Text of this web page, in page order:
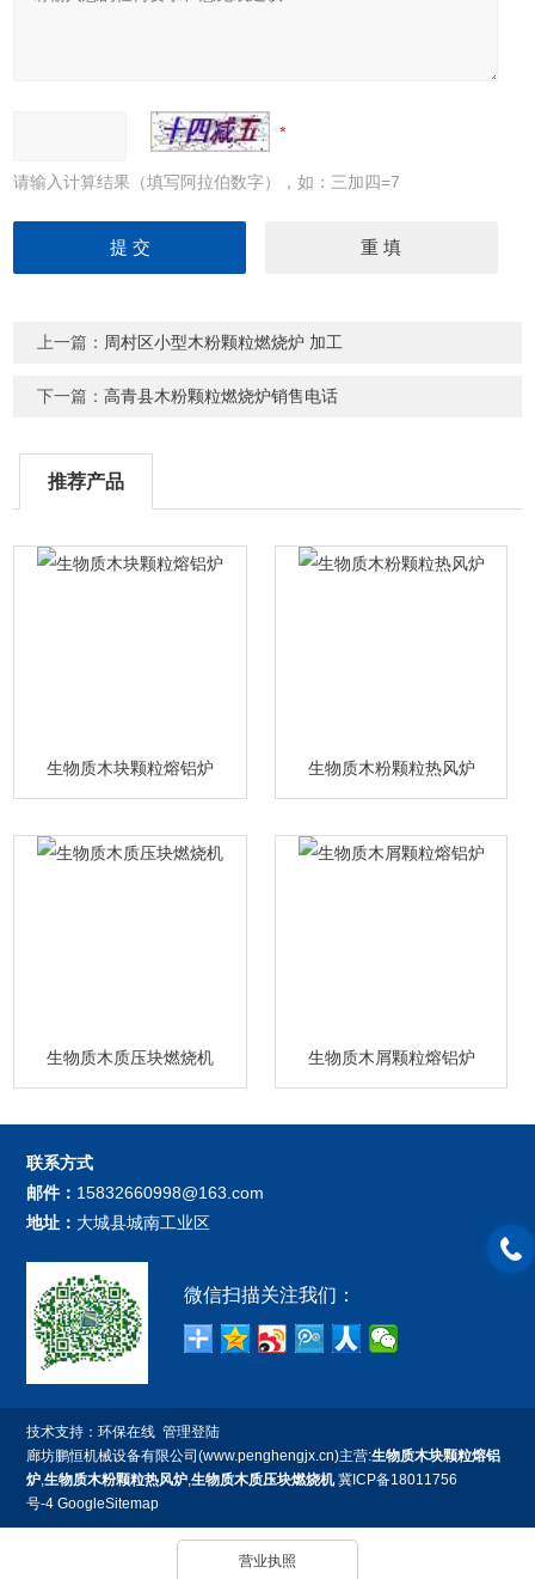
请输入计算结果（填写阿拉伯数字），如：三加四=7
上一篇： 周村区小型木粉颗粒燃烧炉 加工
下一篇：高青县木粉颗粒燃烧炉销售电话
推荐产品
生物质木块颗粒熔铝炉 生物质木粉颗粒热风炉
生物质木质压块燃烧机 生物质木屑颗粒熔铝炉
联系方式
邮件： 15832660998@163.com
地址： 大城县城南工业区
微信扫描关注我们：
技术支持：环保在线 管理登陆
廊坊鹏恒机械设备有限公司(www.penghengjx.cn)主营:生物质木块颗粒熔铝
炉 ,生物质木粉颗粒热风炉 ,生物质木质压块燃烧机 冀ICP备18011756
号-4 GoogleSitemap
营业执照